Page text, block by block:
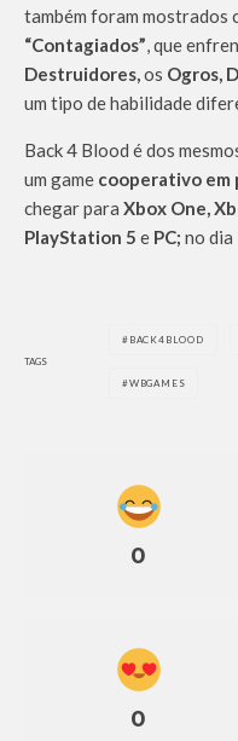
também foram mostrados
“Contagiados”, que
Destruidores,os Ogros,
um tipo de habilidade
Back 4 Blood é dos
um game cooperativo em
chegar para Xbox One,
PlayStation 5 e PC; no dia
TAGS
BACK4BLOOD
WBGAMES
0
0